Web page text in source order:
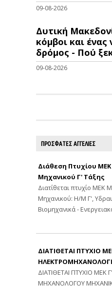
09-08-2026
Δυτική
κόμβοι και
δρόμος - Πού
09-08-2026
ΠΡΟΣΦΑΤΕΣ ΑΓΓΕΛΙΕΣ
Διάθεση Πτυχίου
Μηχανικού Γ' Τάξης
Διατίθεται πτυχίο ΜΕΚ
Μηχανικού: Η/Μ Γ',
Βιομηχανικά -
ΔΙΑΤΙΘΕΤΑΙ ΠΤΥΧΙΟ
ΔΙΑΤΙΘΕΤΑΙ ΠΤΥΧΙΟ ΜΕΚ
ΜΗΧΑΝΟΛΟΓΟΥ